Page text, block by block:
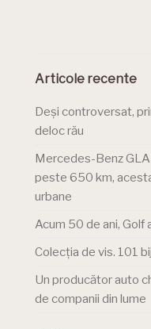
Articole recente
Deși controversat,
deloc rău
Mercedes-Benz
peste 650 km,
urbane
Acum 50 de ani, Golf
Colecția de vis. 101
Un producător auto
de companii din lume